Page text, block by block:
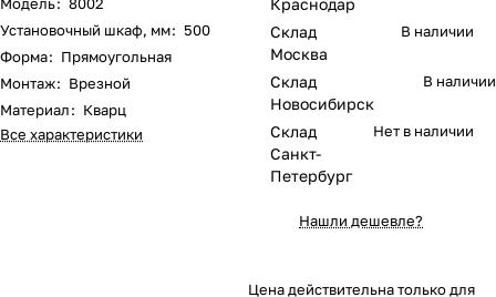
Установочный шкаф, мм: 500
Форма: Прямоугольная
Монтаж: Врезной
Материал: Кварц
Все характеристики
Краснодар
Склад
Москва
В наличии
Склад
Новосибирск
В наличии
Склад
Санкт-
Петербург
Нет в наличии
Нашли дешевле?
Цена действительна только для